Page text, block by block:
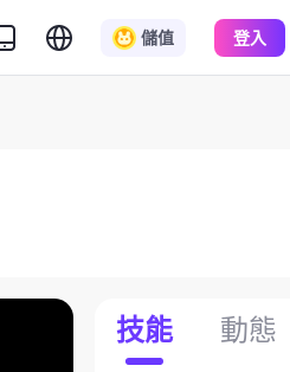
儲值 登入
技能 動態